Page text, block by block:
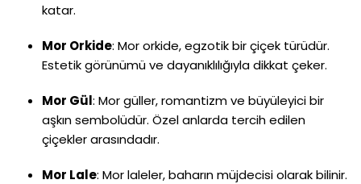
katar.
Mor Orkide: Mor orkide, egzotik bir çiçek türüdür.
Estetik görünümü ve dayanıklılığıyla dikkat çeker.
Mor Gül: Mor güller, romantizm ve büyüleyici bir
aşkın sembolüdür. Özel anlarda tercih edilen
çiçekler arasındadır.
Mor Lale: Mor laleler, baharın müjdecisi olarak bilinir.